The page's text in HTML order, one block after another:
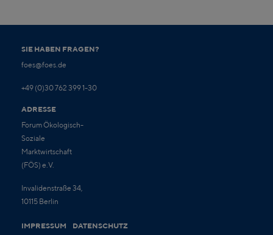
SIE HABEN FRAGEN?
foes@foes.de
+49 (0)30 762 399 1-30
ADRESSE
Forum Ökologisch-
Soziale
Marktwirtschaft
(FÖS) e.V.
Invalidenstraße 34,
10115 Berlin
IMPRESSUM DATENSCHUTZ